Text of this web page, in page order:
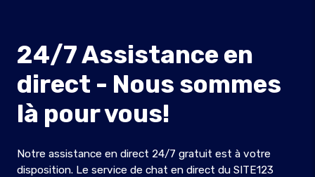
24/7 Assistance en
direct - Nous sommes
là pour vous!
Notre assistance en direct 24/7 gratuit est à votre
disposition. Le service de chat en direct du SITE123